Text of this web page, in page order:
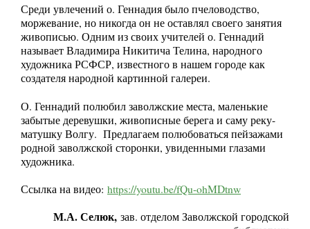
Среди увлечений о. Геннадия было пчеловодство,
моржевание, но никогда он не оставлял своего занятия
живописью. Одним из своих учителей о. Геннадий
называет Владимира Никитича Телина, народного
художника РСФСР, известного в нашем городе как
создателя народной картинной галереи.
О. Геннадий полюбил заволжские места, маленькие
забытые деревушки, живописные берега и саму реку-
матушку Волгу. Предлагаем полюбоваться пейзажами
родной заволжской сторонки, увиденными глазами
художника.
Ссылка на видео: https://youtu.be/fQu-ohMDtnw
М.А. Селюк, зав. отделом Заволжской городской